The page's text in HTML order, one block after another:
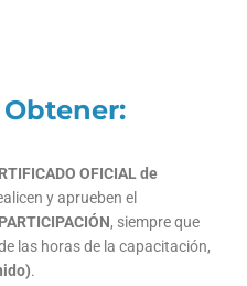
OFICIAL de
y aprueben el
PARTICIPACIÓN, siempre que
las horas de la capacitación,
.